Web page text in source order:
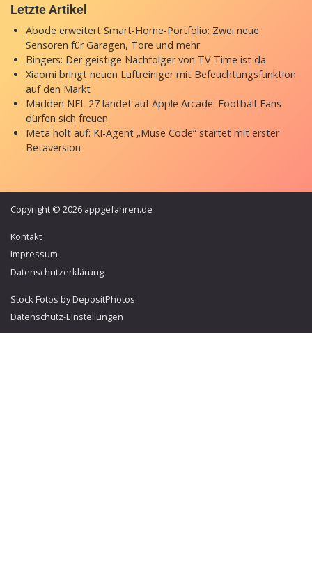
Letzte Artikel
Abode erweitert Smart-Home-Portfolio: Zwei neue
Sensoren für Garagen, Tore und mehr
Bingers: Der geistige Nachfolger von TV Time ist da
Xiaomi bringt neuen Luftreiniger mit Befeuchtungsfunktion
auf den Markt
Madden NFL 27 landet auf Apple Arcade: Football-Fans
dürfen sich freuen
Meta holt auf: KI-Agent „Muse Code“ startet mit erster
Betaversion
Copyright © 2026 appgefahren.de
Kontakt
Impressum
Datenschutzerklärung
Stock Fotos by DepositPhotos
Datenschutz-Einstellungen